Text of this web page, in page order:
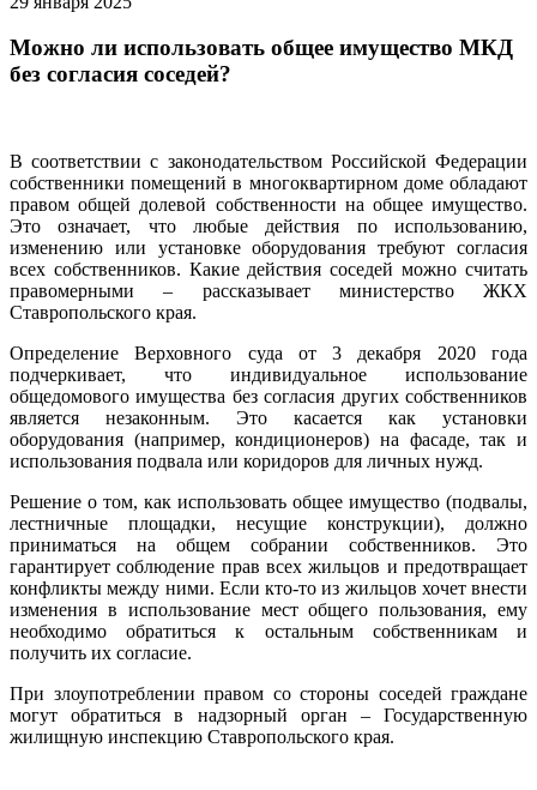
Можно ли использовать общее имущество МКД
без согласия соседей?
В соответствии с законодательством Российской Федерации
собственники помещений в многоквартирном доме обладают
правом общей долевой собственности на общее имущество.
Это означает, что любые действия по использованию,
изменению или установке оборудования требуют согласия
всех собственников. Какие действия соседей можно считать
правомерными – рассказывает министерство ЖКХ
Ставропольского края.
Определение Верховного суда от 3 декабря 2020 года
подчеркивает, что индивидуальное использование
общедомового имущества без согласия других собственников
является незаконным. Это касается как установки
оборудования (например, кондиционеров) на фасаде, так и
использования подвала или коридоров для личных нужд.
Решение о том, как использовать общее имущество (подвалы,
лестничные площадки, несущие конструкции), должно
приниматься на общем собрании собственников. Это
гарантирует соблюдение прав всех жильцов и предотвращает
конфликты между ними. Если кто-то из жильцов хочет внести
изменения в использование мест общего пользования, ему
необходимо обратиться к остальным собственникам и
получить их согласие.
При злоупотреблении правом со стороны соседей граждане
могут обратиться в надзорный орган – Государственную
жилищную инспекцию Ставропольского края.